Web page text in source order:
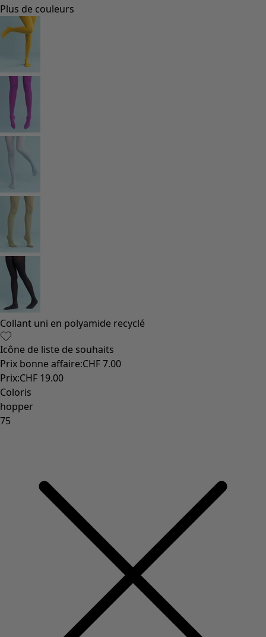
Plus de couleurs
Collant uni en polyamide recyclé
Icône de liste de souhaits
Prix bonne affaire:CHF 7.00
Prix:CHF 19.00
Coloris
hopper
75